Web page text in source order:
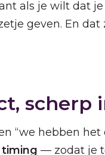
als je wilt dat
geven. En
scherp
“we hebben
timing — zodat je